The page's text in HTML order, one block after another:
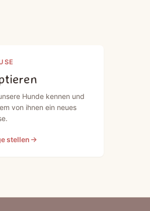
Hunde kennen und
von ihnen ein neues
stellen